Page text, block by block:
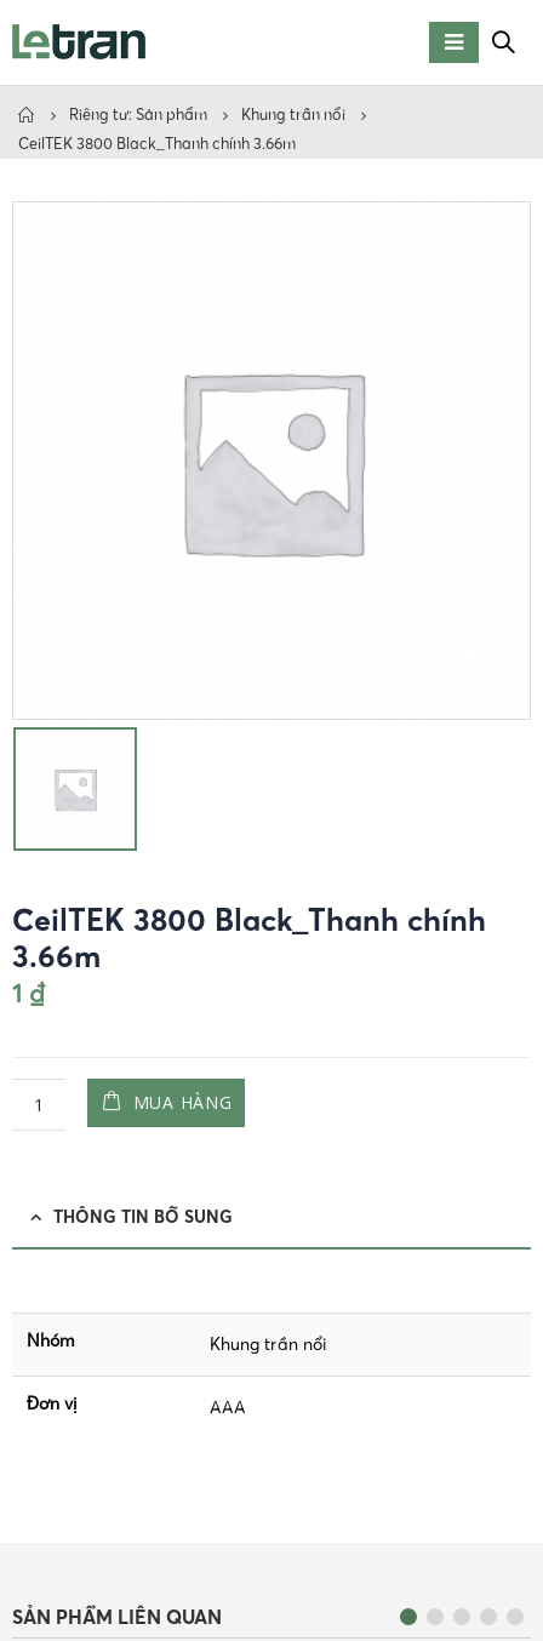
Riêng tư: Sản phẩm
Khung trần nổi
CeilTEK 3800 Black_Thanh chính 3.66m
CeilTEK 3800 Black_Thanh chính
3.66m
1 ₫
MUA HÀNG
THÔNG TIN BỔ SUNG
Nhóm Khung trần nổi
Đơn vị AAA
SẢN PHẨM LIÊN QUAN